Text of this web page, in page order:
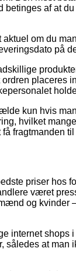
betinges af at
om du
på
placeres
kun hvis
hvilket
fragtmanden til
priser hos
været
og kvinder
internet shops
at man